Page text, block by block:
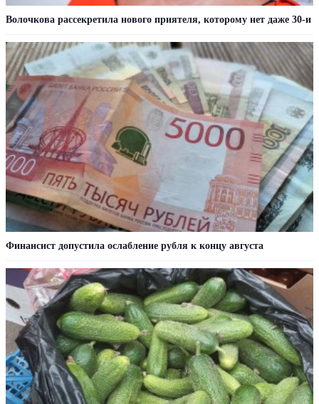
Волочкова рассекретила нового приятеля, которому нет даже 30-и
Финансист допустила ослабление рубля к концу августа